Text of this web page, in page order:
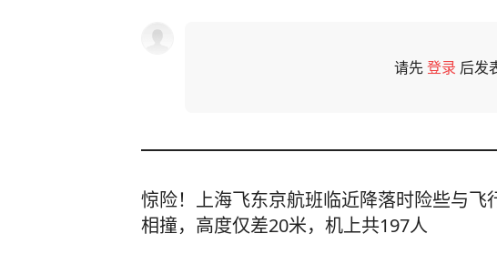
请先登录 后发
惊险！上海飞东京航班临近降落时险些与飞
相撞，高度仅差20米，机上共197人